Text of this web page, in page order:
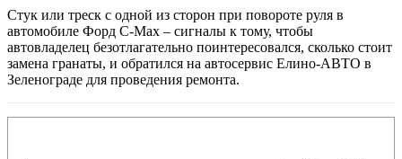
Стук или треск с одной из сторон при повороте руля в
автомобиле Форд C-Max – сигналы к тому, чтобы
автовладелец безотлагательно поинтересовался, сколько стоит
замена гранаты, и обратился на автосервис Елино-АВТО в
Зеленограде для проведения ремонта.